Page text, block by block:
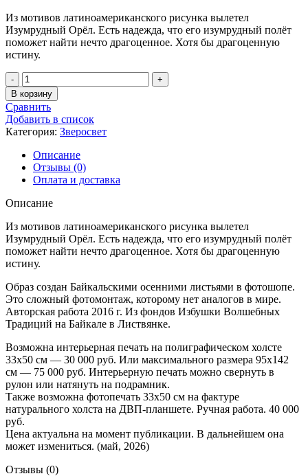
Из мотивов латиноамериканского рисунка вылетел
Изумрудный Орёл. Есть надежда, что его изумрудный полёт
поможет найти нечто драгоценное. Хотя бы драгоценную
истину.
Количество
товара
Изумрудный
Орёл
В корзину
Сравнить
Добавить в список
Категория: Зверосвет
Описание
Отзывы (0)
Оплата и доставка
Описание
Из мотивов латиноамериканского рисунка вылетел
Изумрудный Орёл. Есть надежда, что его изумрудный полёт
поможет найти нечто драгоценное. Хотя бы драгоценную
истину.
Образ создан Байкальскими осенними листьями в фотошопе.
Это сложный фотомонтаж, которому нет аналогов в мире.
Авторская работа 2016 г. Из фондов Избушки Волшебных
Традиций на Байкале в Листвянке.
Возможна интерьерная печать на полиграфическом холсте
33х50 см — 30 000 руб. Или максимального размера 95х142
см — 75 000 руб. Интерьерную печать можно свернуть в
рулон или натянуть на подрамник.
Также возможна фотопечать 33х50 см на фактуре
натурального холста на ДВП-планшете. Ручная работа. 40 000
руб.
Цена актуальна на момент публикации. В дальнейшем она
может измениться. (май, 2026)
Отзывы (0)